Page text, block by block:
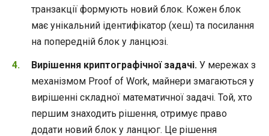
транзакції формують новий блок. Кожен блок
має унікальний ідентифікатор (хеш) та посилання
на попередній блок у ланцюзі.
Вирішення криптографічної задачі. У мережах з
механізмом Proof of Work, майнери змагаються у
вирішенні складної математичної задачі. Той, хто
першим знаходить рішення, отримує право
додати новий блок у ланцюг. Це рішення